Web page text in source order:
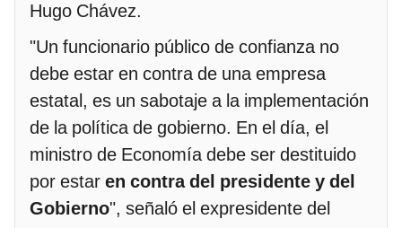
Hugo Chávez.
"Un funcionario público de confianza no
debe estar en contra de una empresa
estatal, es un sabotaje a la implementación
de la política de gobierno. En el día, el
ministro de Economía debe ser destituido
por estar en contra del presidente y del
Gobierno", señaló el expresidente del